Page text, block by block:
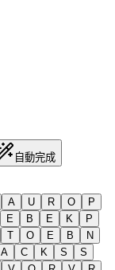
自動完成
A U R O
P
E B E K
P
T O E B
N
A C K S
S